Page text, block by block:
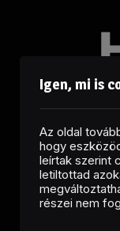
Igen, mi is
Az oldal
hogy
leírtak szerint
letiltottad
részei nem